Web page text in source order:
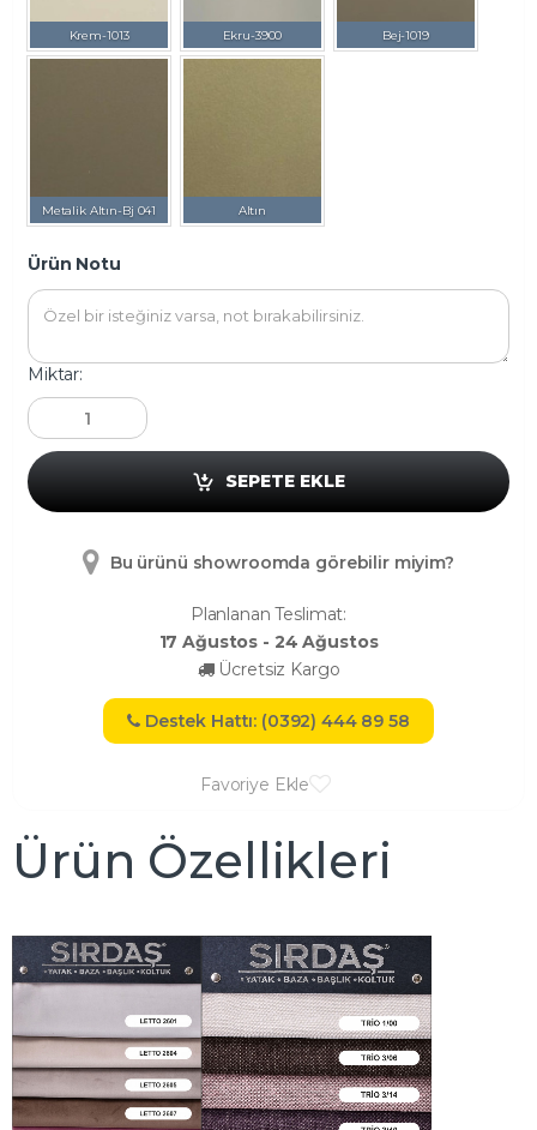
Krem-1013 Ekru-3900 Bej-1019
Metalik Altın-Bj 041 Altın
Ürün Notu
Miktar:
SEPETE EKLE
Bu ürünü showroomda görebilir miyim?
Planlanan Teslimat:
17 Ağustos - 24 Ağustos
Ücretsiz Kargo
Destek Hattı: (0392) 444 89 58
Favoriye Ekle
Ürün Özellikleri